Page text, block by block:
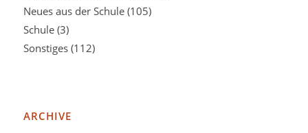
Neues aus der Schule(105)
Schule(3)
Sonstiges(112)
ARCHIVE